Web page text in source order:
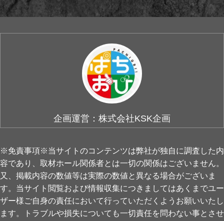
企画運営：株式会社KSK企画
※免責事項※当サイトのコンテンツは弊社が独自に調査した内
容であり、取材ホール関係者とは一切の関係はございません。
又、掲載内容の数値等は実際の数値と異なる場合がございま
す。当サイト閲覧および情報収集につきましてはあくまでユー
ザー様ご自身の責任において行っていただくようお願いいたし
ます。トラブルや損失についても一切責任を問わない事とさせ